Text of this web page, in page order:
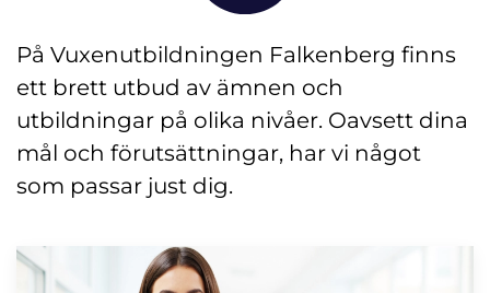
På Vuxenutbildningen Falkenberg finns
ett brett utbud av ämnen och
utbildningar på olika nivåer. Oavsett dina
mål och förutsättningar, har vi något
som passar just dig.